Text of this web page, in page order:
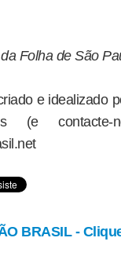
Folha de São
e idealizado
(e
BRASIL -